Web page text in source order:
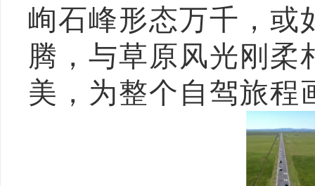
峋石峰形态万千，或
腾，与草原风光刚柔
美，为整个自驾旅程